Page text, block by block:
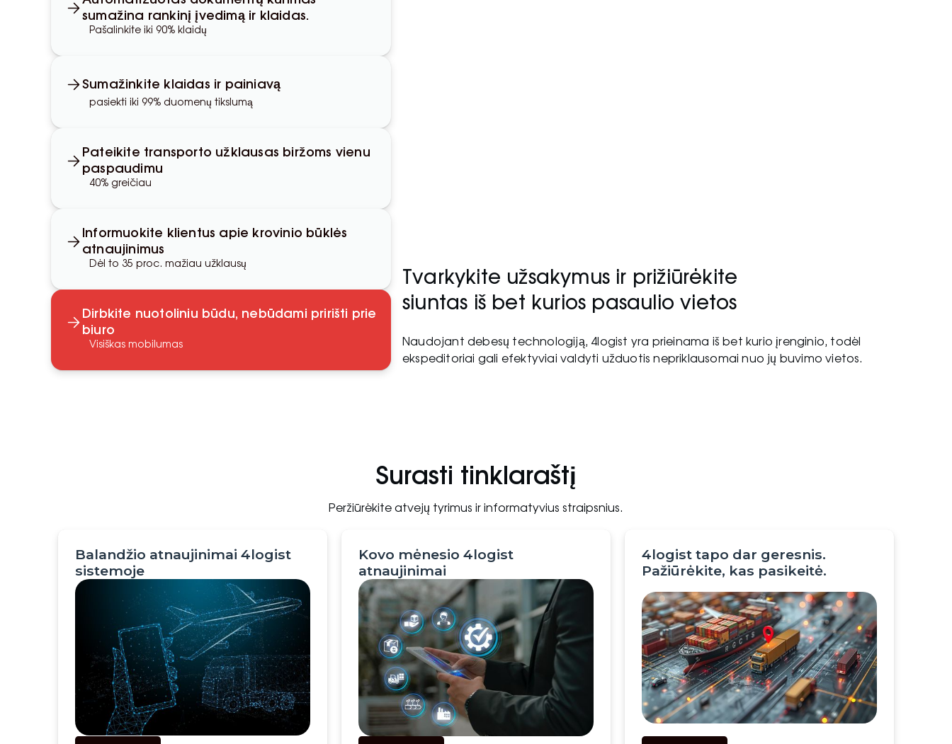
sumažina rankinį įvedimą ir klaidas.
Pašalinkite iki 90% klaidų
Sumažinkite klaidas ir painiavą
pasiekti iki 99% duomenų tikslumą
Pateikite transporto užklausas biržoms vienu
paspaudimu
40% greičiau
Informuokite klientus apie krovinio būklės
atnaujinimus
Dėl to 35 proc. mažiau užklausų
Dirbkite nuotoliniu būdu, nebūdami pririšti prie
biuro
Visiškas mobilumas
Tvarkykite užsakymus ir prižiūrėkite
siuntas iš bet kurios pasaulio vietos
Naudojant debesų technologiją, 4logist yra prieinama iš bet kurio įrenginio, todėl
ekspeditoriai gali efektyviai valdyti užduotis nepriklausomai nuo jų buvimo vietos.
Surasti tinklaraštį
Peržiūrėkite atvejų tyrimus ir informatyvius straipsnius.
Balandžio atnaujinimai 4logist
sistemoje
Kovo mėnesio 4logist
atnaujinimai
4logist tapo dar geresnis.
Pažiūrėkite, kas pasikeitė.